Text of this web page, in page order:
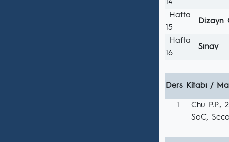
14
Hafta
15
Dizayn
Hafta
16
Sınav
Ders Kitabı /
1
Chu P.P.,
SoC,